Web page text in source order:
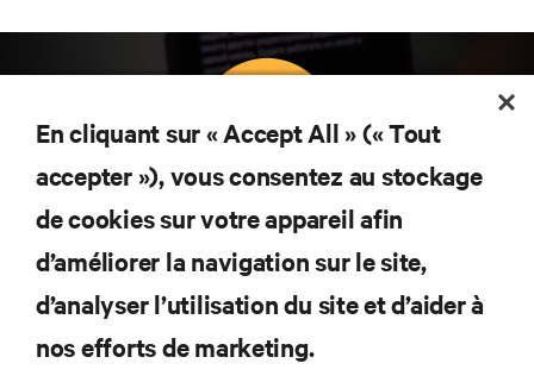
Abonnez-vous pour connaître les dernières
tendances technologiques
Recevez régulièrement l’actualité sur les sujets les
plus importants du secteur, ainsi que les dernières
interventions et avis de nos experts sur la gestion,
l’alimentation et le refroidissement des data centers
et des infrastructures informatiques critiques.
En cliquant sur « Accept All » (« Tout
accepter »), vous consentez au stockage
de cookies sur votre appareil afin
d’améliorer la navigation sur le site,
d’analyser l’utilisation du site et d’aider à
nos efforts de marketing.